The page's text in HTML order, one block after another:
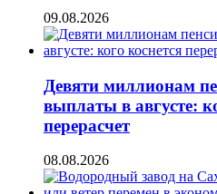
09.08.2026
Девяти миллионам
выплаты в августе:
перерасчет
08.08.2026